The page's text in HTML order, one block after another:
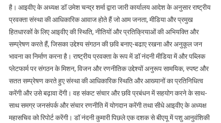
है। आइवीए के अध्यक्ष डॉ उमेश चन्द्र शर्मा द्वारा जारी कार्यालय आदेश के अनुसार राष्ट्रीय
प्रवक्ता संस्था की आधिकारिक आवाज होते हैं जो आम जनता, मीडिया और प्रमुख
हितधारकों के लिए आइवीए की स्थिति, नीतियों और प्रतिक्रियाओं की अभियक्ति और
सम्प्रेषण करते हैं, जिसका उद्देश्य संगठन की छवि बनाए-बढाए रखना और अनुकूल जन
भावना का निर्माण करना है। राष्ट्रीय प्रवक्ता के रूप में डॉ नंदनी मीडिया में और पब्लिक
प्लेटफार्म पर संगठन के मिशन, विजन और रणनीतिक उद्देश्यों अनुरूप सामयिक, स्पष्ट और
सतत सम्प्रेषण करते हुए संस्था की आधिकारिक स्थिति और आख्यानों का प्रतिनिधित्व
करेंगी और उसे बढ़ावा देंगी। वह संकट संचार और छवि प्रबंधन में सहयोग करने के साथ-
साथ समग्र जनसंपर्क और संचार रणनीति में योगदान करेंगी तथा सीधे आइवीए के अध्यक्ष
महासचिव को रिपोर्ट करेंगी। डॉ नंदनी कुमारी पिछले एक दशक से बीएयू में पशु आनुवंशिकी